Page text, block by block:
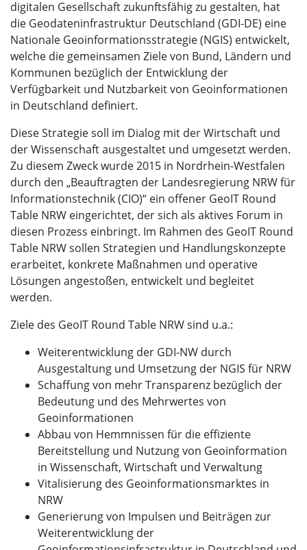
digitalen Gesellschaft zukunftsfähig zu gestalten, hat
die Geodateninfrastruktur Deutschland (GDI-DE) eine
Nationale Geoinformationsstrategie (NGIS) entwickelt,
welche die gemeinsamen Ziele von Bund, Ländern und
Kommunen bezüglich der Entwicklung der
Verfügbarkeit und Nutzbarkeit von Geoinformationen
in Deutschland definiert.
Diese Strategie soll im Dialog mit der Wirtschaft und
der Wissenschaft ausgestaltet und umgesetzt werden.
Zu diesem Zweck wurde 2015 in Nordrhein-Westfalen
durch den „Beauftragten der Landesregierung NRW für
Informationstechnik (CIO)“ ein offener GeoIT Round
Table NRW eingerichtet, der sich als aktives Forum in
diesen Prozess einbringt. Im Rahmen des GeoIT Round
Table NRW sollen Strategien und Handlungskonzepte
erarbeitet, konkrete Maßnahmen und operative
Lösungen angestoßen, entwickelt und begleitet
werden.
Ziele des GeoIT Round Table NRW sind u.a.:
Weiterentwicklung der GDI-NW durch
Ausgestaltung und Umsetzung der NGIS für NRW
Schaffung von mehr Transparenz bezüglich der
Bedeutung und des Mehrwertes von
Geoinformationen
Abbau von Hemmnissen für die effiziente
Bereitstellung und Nutzung von Geoinformation
in Wissenschaft, Wirtschaft und Verwaltung
Vitalisierung des Geoinformationsmarktes in
NRW
Generierung von Impulsen und Beiträgen zur
Weiterentwicklung der